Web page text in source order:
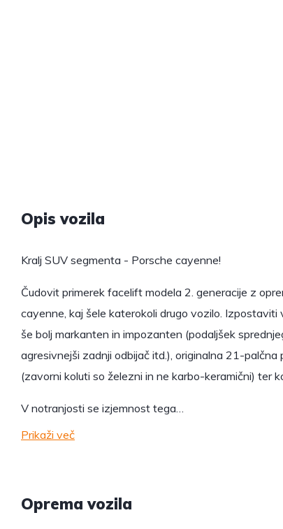
Opis vozila
Kralj SUV segmenta - Porsche cayenne!
Čudovit primerek facelift modela 2. generacije z
cayenne, kaj šele katerokoli drugo vozilo.
še bolj markanten in impozanten (podaljšek
agresivnejši zadnji odbijač itd.), originalna 21-
(zavorni koluti so železni in ne karbo-keramični) ter
V notranjosti se izjemnost tega…
Prikaži več
Oprema vozila